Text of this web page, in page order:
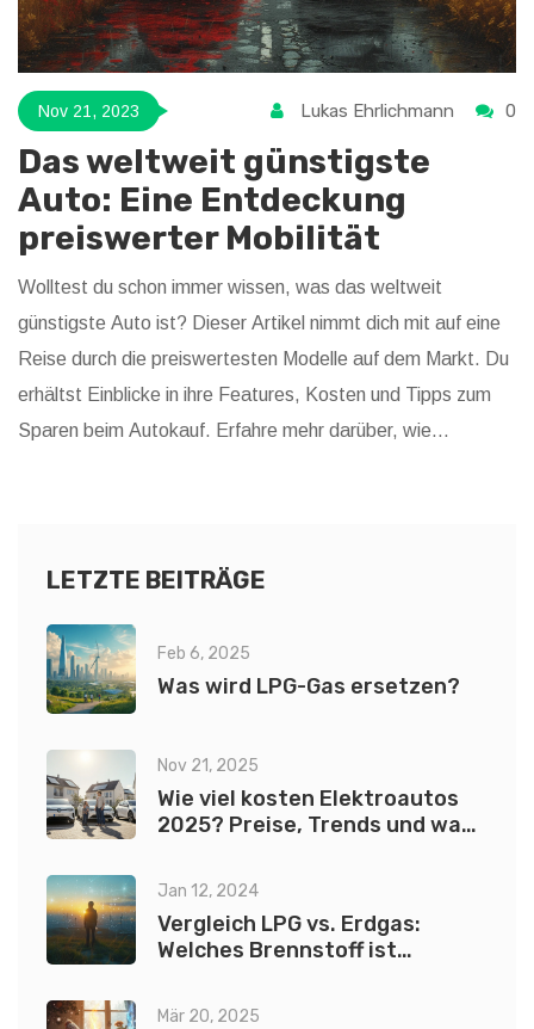
Nov 21, 2023 Lukas Ehrlichmann 0
Das weltweit günstigste
Auto: Eine Entdeckung
preiswerter Mobilität
Wolltest du schon immer wissen, was das weltweit
günstigste Auto ist? Dieser Artikel nimmt dich mit auf eine
Reise durch die preiswertesten Modelle auf dem Markt. Du
erhältst Einblicke in ihre Features, Kosten und Tipps zum
Sparen beim Autokauf. Erfahre mehr darüber, wie
LETZTE BEITRÄGE
Feb 6, 2025
Was wird LPG-Gas ersetzen?
Nov 21, 2025
Wie viel kosten Elektroautos
2025? Preise, Trends und was
Jan 12, 2024
Vergleich LPG vs. Erdgas:
Welches Brennstoff ist
Mär 20, 2025